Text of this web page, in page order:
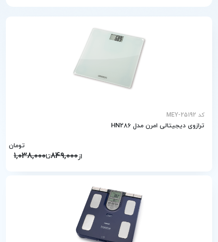
کد MEY-25192
ترازوی دیجیتالی امرن مدل HN286
از849,000تا1,038,000
تومان